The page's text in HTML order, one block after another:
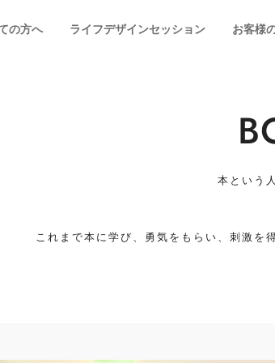
の方へ ライフデザインセッション お客様
本という
これまで本に学び、勇気をもらい、刺激を